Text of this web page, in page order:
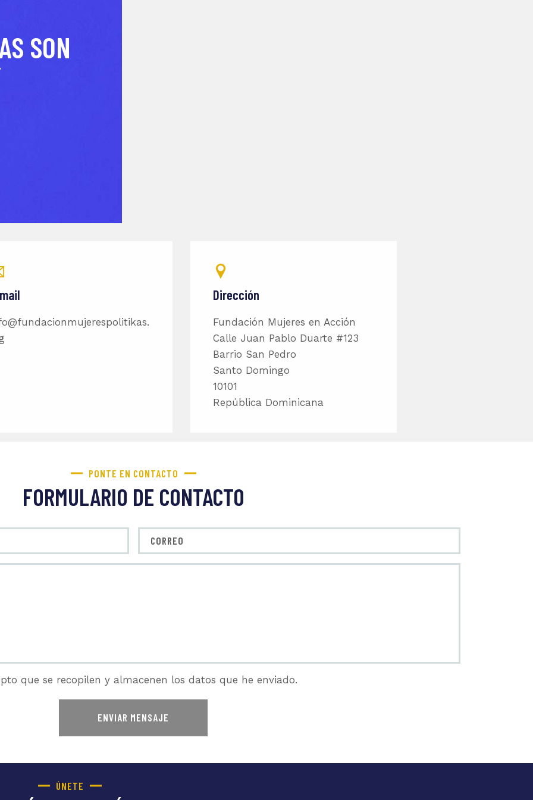
SON
Dirección
Fundación Mujeres en Acción
Calle Juan Pablo Duarte #123
Barrio San Pedro
Santo Domingo
10101
República Dominicana
PONTE EN CONTACTO
FORMULARIO DE CONTACTO
que se recopilen y almacenen los datos que he enviado.
ÚNETE